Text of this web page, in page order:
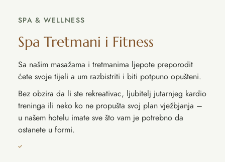
SPA & WELLNESS
Spa Tretmani i Fitness
Sa našim masažama i tretmanima ljepote preporodit
ćete svoje tijeli a um razbistriti i biti potpuno opušteni.
Bez obzira da li ste rekreativac, ljubitelj jutarnjeg kardio
treninga ili neko ko ne propušta svoj plan vježbjanja –
u našem hotelu imate sve što vam je potrebno da
ostanete u formi.